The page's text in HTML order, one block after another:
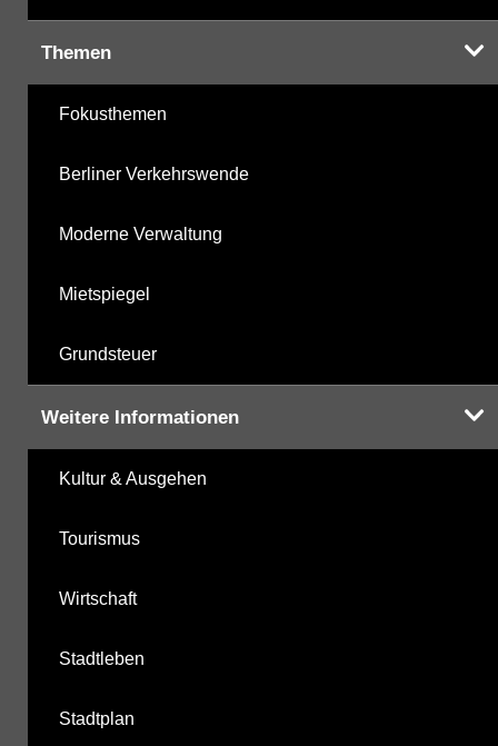
Themen
Fokusthemen
Berliner Verkehrswende
Moderne Verwaltung
Mietspiegel
Grundsteuer
Weitere Informationen
Kultur & Ausgehen
Tourismus
Wirtschaft
Stadtleben
Stadtplan